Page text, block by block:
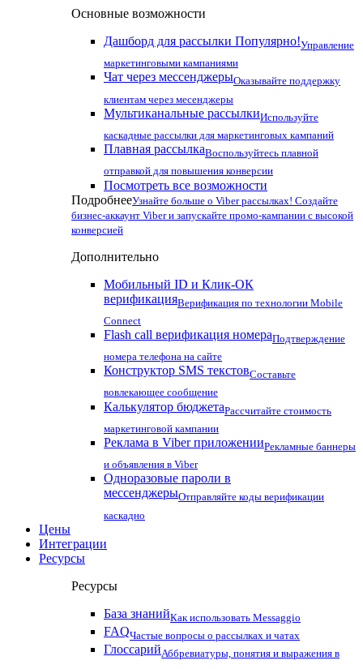
Основные возможности
Дашборд для рассылки Популярно!Управление
маркетинговыми кампаниями
Чат через мессенджерыОказывайте поддержку
клиентам через месенджеры
Мультиканальные рассылкиИспользуйте
каскадные рассылки для маркетинговых кампаний
Плавная рассылкаВоспользуйтесь плавной
отправкой для повышения конверсии
Посмотреть все возможности
ПодробнееУзнайте больше о Viber рассылках! Создайте
бизнес-аккаунт Viber и запускайте промо-кампании с высокой
конверсией
Дополнительно
Мобильный ID и Клик-ОК
верификацияВерификация по технологии Mobile
Connect
Flash call верификация номераПодтверждение
номера телефона на сайте
Конструктор SMS текстовСоставьте
вовлекающее сообщение
Калькулятор бюджетаРассчитайте стоимость
маркетинговой кампании
Реклама в Viber приложенииРекламные баннеры
и объявления в Viber
Одноразовые пароли в
мессенджерыОтправляйте коды верификации
каскадно
Цены
Интеграции
Ресурсы
Ресурсы
База знанийКак использовать Messaggio
FAQЧастые вопросы о рассылках и чатах
ГлоссарийАббревиатуры, понятия и выражения в